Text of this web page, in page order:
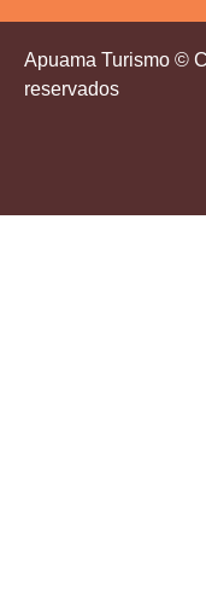
Apuama Turismo ©
reservados